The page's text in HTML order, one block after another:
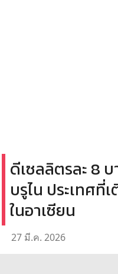
ดีเซลลิตรละ 8
บรูไน ประเทศ
ในอาเซียน
27 มี.ค. 2026